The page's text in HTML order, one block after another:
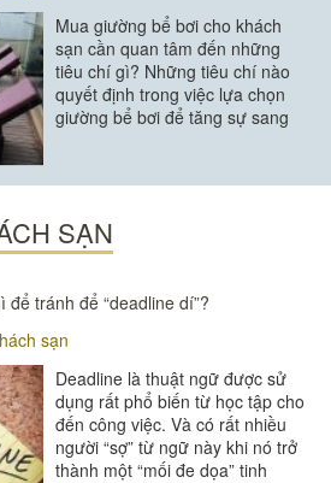
Mua giường bể bơi cho khách
sạn cần quan tâm đến những
tiêu chí gì? Những tiêu chí nào
quyết định trong việc lựa chọn
giường bể bơi để tăng sự sang
#bàn ghế ngoài trời
#ghế bể bơi
#ô dù ngoài trời
SẠN
tránh để “deadline dí”?
sạn
Deadline là thuật ngữ được sử
dụng rất phổ biến từ học tập cho
đến công việc. Và có rất nhiều
người “sợ” từ ngữ này khi nó trở
thành một “mối đe dọa” tinh